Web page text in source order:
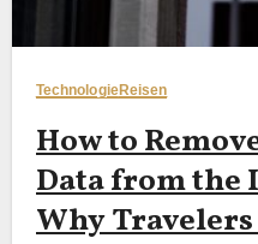
TechnologieReisen
How to
Data from the
Why Travelers